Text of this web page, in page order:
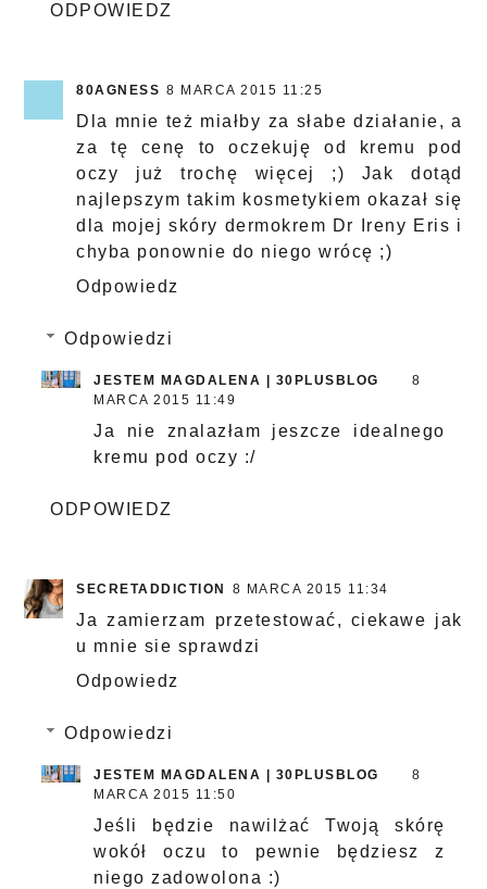
ODPOWIEDZ
80AGNESS 8 MARCA 2015 11:25
Dla mnie też miałby za słabe działanie, a
za tę cenę to oczekuję od kremu pod
oczy już trochę więcej ;) Jak dotąd
najlepszym takim kosmetykiem okazał się
dla mojej skóry dermokrem Dr Ireny Eris i
chyba ponownie do niego wrócę ;)
Odpowiedz
Odpowiedzi
JESTEM MAGDALENA | 30PLUSBLOG
8
MARCA 2015 11:49
Ja nie znalazłam jeszcze idealnego
kremu pod oczy :/
ODPOWIEDZ
SECRETADDICTION 8 MARCA 2015 11:34
Ja zamierzam przetestować, ciekawe jak
u mnie sie sprawdzi
Odpowiedz
Odpowiedzi
JESTEM MAGDALENA | 30PLUSBLOG
8
MARCA 2015 11:50
Jeśli będzie nawilżać Twoją skórę
wokół oczu to pewnie będziesz z
niego zadowolona :)